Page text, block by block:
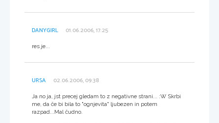
DANYGIRL 01.06.2006, 17:25
res je...
URSA 02.06.2006, 09:38
Ja no ja, jst precej gledam to z negativne strani... :W Skrbi
me, da če bi bila to "ognjevita" ljubezen in potem
razpad...Mal čudno.